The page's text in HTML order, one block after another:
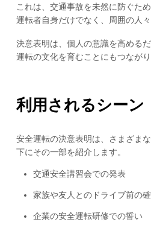
これは、交通事故を未然に防ぐた
運転者自身だけでなく、周囲の人
決意表明は、個人の意識を高める
運転の文化を育むことにもつながり
利用されるシーン
安全運転の決意表明は、さまざま
下にその一部を紹介します。
交通安全講習会での発表
家族や友人とのドライブ前の
企業の安全運転研修での誓い